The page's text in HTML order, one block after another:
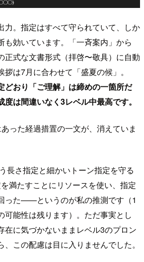
力。指定はすべて守られていて、しか
も効いています。「一斉案内」から
正式な文書形式（拝啓〜敬具）に自動
は7月に合わせて「盛夏の候」。
どおり「ご理解」は締めの一箇所だ
は間違いなく3レベル中最高です。
った経過措置の一文が、消えていま
長さ指定と細かいトーン指定を守る
満たすことにリソースを使い、指定
った——というのが私の推測です（1
可能性は残ります）。ただ事実とし
在に気づかないままレベル3のプロン
この配慮は目に入りませんでした。